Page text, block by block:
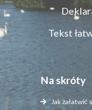
Menu
dostępność
Tekst
Na skróty
Jak załatwić